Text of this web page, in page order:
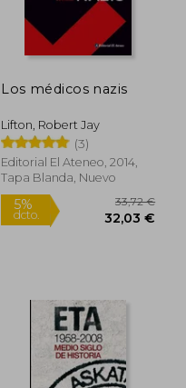
5%
dcto.
Los médicos nazis
Lifton, Robert Jay
(3)
Editorial El Ateneo, 2014,
Tapa Blanda, Nuevo